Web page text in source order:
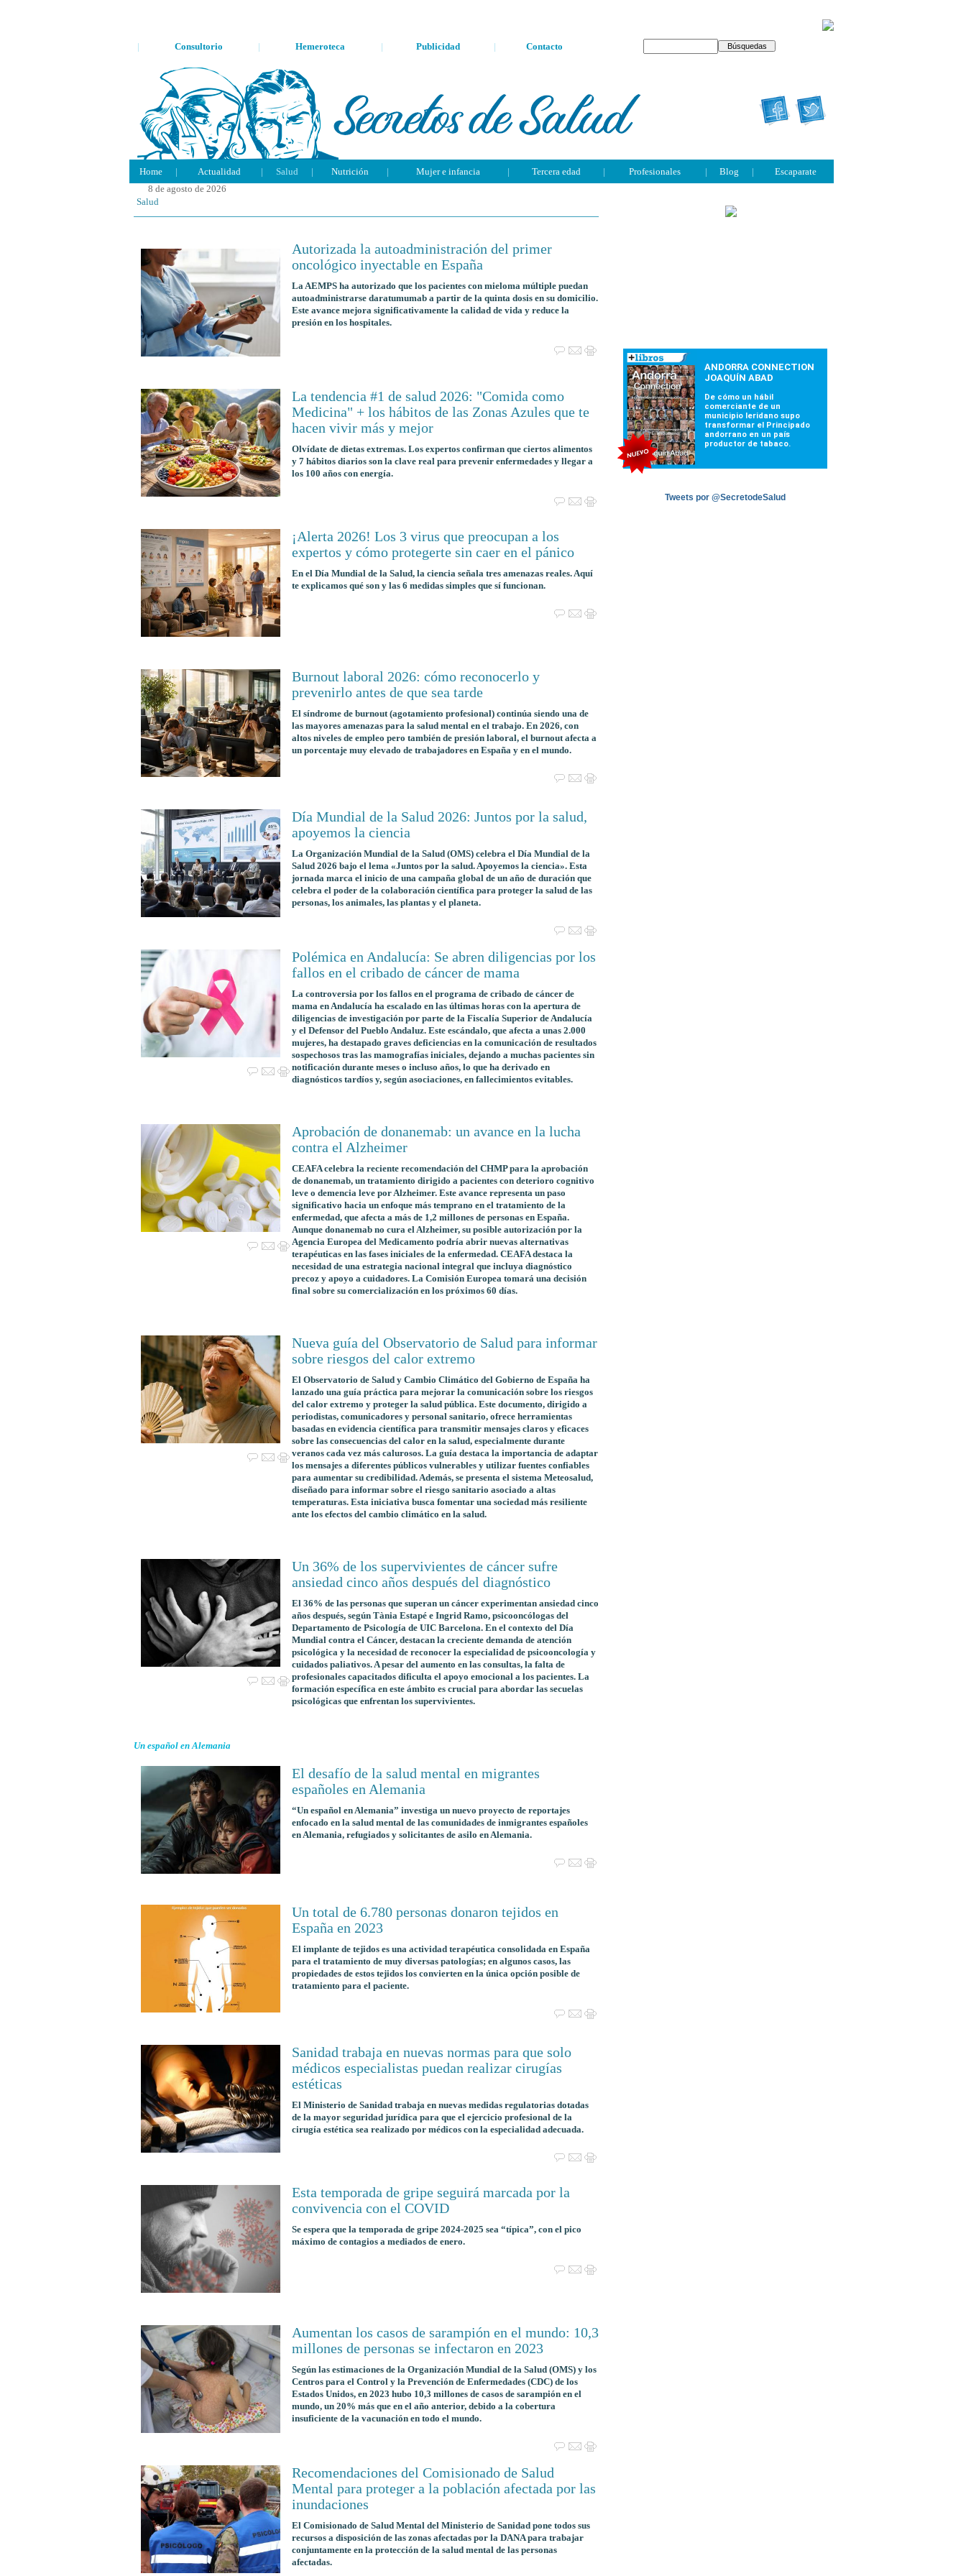
| Consultorio | Hemeroteca | Publicidad | Contacto
Home | Actualidad | Salud | Nutrición | Mujer e infancia | Tercera edad | Profesionales | Blog | Escaparate
8 de agosto de 2026
Salud
Autorizada la autoadministración del primer
oncológico inyectable en España
La AEMPS ha autorizado que los pacientes con mieloma múltiple puedan
autoadministrarse daratumumab a partir de la quinta dosis en su domicilio.
Este avance mejora significativamente la calidad de vida y reduce la
presión en los hospitales.
La tendencia #1 de salud 2026: "Comida como
Medicina" + los hábitos de las Zonas Azules que te
hacen vivir más y mejor
Olvídate de dietas extremas. Los expertos confirman que ciertos alimentos
y 7 hábitos diarios son la clave real para prevenir enfermedades y llegar a
los 100 años con energía.
¡Alerta 2026! Los 3 virus que preocupan a los
expertos y cómo protegerte sin caer en el pánico
En el Día Mundial de la Salud, la ciencia señala tres amenazas reales. Aquí
te explicamos qué son y las 6 medidas simples que sí funcionan.
Burnout laboral 2026: cómo reconocerlo y
prevenirlo antes de que sea tarde
El síndrome de burnout(agotamiento profesional) continúa siendo una de
las mayores amenazas para la salud mental en el trabajo. En 2026, con
altos niveles de empleo pero también de presión laboral, el burnout afecta a
un porcentaje muy elevado de trabajadores en España y en el mundo.
Día Mundial de la Salud 2026: Juntos por la salud,
apoyemos la ciencia
La Organización Mundial de la Salud (OMS) celebra el Día Mundial de la
Salud 2026 bajo el lema «Juntos por la salud. Apoyemos la ciencia». Esta
jornada marca el inicio de una campaña global de un año de duración que
celebra el poder de la colaboración científica para proteger la salud de las
personas, los animales, las plantas y el planeta.
Polémica en Andalucía: Se abren diligencias por los
fallos en el cribado de cáncer de mama
La controversia por los fallos en el programa de cribado de cáncer de
mama en Andalucía ha escalado en las últimas horas con la apertura de
diligencias de investigación por parte de la Fiscalía Superior de Andalucía
y el Defensor del Pueblo Andaluz. Este escándalo, que afecta a unas 2.000
mujeres, ha destapado graves deficiencias en la comunicación de resultados
sospechosos tras las mamografías iniciales, dejando a muchas pacientes sin
notificación durante meses o incluso años, lo que ha derivado en
diagnósticos tardíos y, según asociaciones, en fallecimientos evitables.
Aprobación de donanemab: un avance en la lucha
contra el Alzheimer
CEAFA celebra la reciente recomendación del CHMP para la aprobación
de donanemab, un tratamiento dirigido a pacientes con deterioro cognitivo
leve o demencia leve por Alzheimer. Este avance representa un paso
significativo hacia un enfoque más temprano en el tratamiento de la
enfermedad, que afecta a más de 1,2 millones de personas en España.
Aunque donanemab no cura el Alzheimer, su posible autorización por la
Agencia Europea del Medicamento podría abrir nuevas alternativas
terapéuticas en las fases iniciales de la enfermedad. CEAFA destaca la
necesidad de una estrategia nacional integral que incluya diagnóstico
precoz y apoyo a cuidadores. La Comisión Europea tomará una decisión
final sobre su comercialización en los próximos 60 días.
Nueva guía del Observatorio de Salud para informar
sobre riesgos del calor extremo
El Observatorio de Salud y Cambio Climático del Gobierno de España ha
lanzado una guía práctica para mejorar la comunicación sobre los riesgos
del calor extremo y proteger la salud pública. Este documento, dirigido a
periodistas, comunicadores y personal sanitario, ofrece herramientas
basadas en evidencia científica para transmitir mensajes claros y eficaces
sobre las consecuencias del calor en la salud, especialmente durante
veranos cada vez más calurosos. La guía destaca la importancia de adaptar
los mensajes a diferentes públicos vulnerables y utilizar fuentes confiables
para aumentar su credibilidad. Además, se presenta el sistema Meteosalud,
diseñado para informar sobre el riesgo sanitario asociado a altas
temperaturas. Esta iniciativa busca fomentar una sociedad más resiliente
ante los efectos del cambio climático en la salud.
Un 36% de los supervivientes de cáncer sufre
ansiedad cinco años después del diagnóstico
El 36% de las personas que superan un cáncer experimentan ansiedad cinco
años después, según Tània Estapé e Ingrid Ramo, psicooncólogas del
Departamento de Psicología de UIC Barcelona. En el contexto del Día
Mundial contra el Cáncer, destacan la creciente demanda de atención
psicológica y la necesidad de reconocer la especialidad de psicooncología y
cuidados paliativos. A pesar del aumento en las consultas, la falta de
profesionales capacitados dificulta el apoyo emocional a los pacientes. La
formación específica en este ámbito es crucial para abordar las secuelas
psicológicas que enfrentan los supervivientes.
Un español en Alemania
El desafío de la salud mental en migrantes
españoles en Alemania
“Un español en Alemania” investiga un nuevo proyecto de reportajes
enfocado en la salud mental de las comunidades de inmigrantes españoles
en Alemania, refugiados y solicitantes de asilo en Alemania.
Un total de 6.780 personas donaron tejidos en
España en 2023
El implante de tejidos es una actividad terapéutica consolidada en España
para el tratamiento de muy diversas patologías; en algunos casos, las
propiedades de estos tejidos los convierten en la única opción posible de
tratamiento para el paciente.
Sanidad trabaja en nuevas normas para que solo
médicos especialistas puedan realizar cirugías
estéticas
El Ministerio de Sanidad trabaja en nuevas medidas regulatorias dotadas
de la mayor seguridad jurídica para que el ejercicio profesional de la
cirugía estética sea realizado por médicos con la especialidad adecuada.
Esta temporada de gripe seguirá marcada por la
convivencia con el COVID
Se espera que la temporada de gripe 2024-2025 sea “típica”, con el pico
máximo de contagios a mediados de enero.
Aumentan los casos de sarampión en el mundo: 10,3
millones de personas se infectaron en 2023
Según las estimaciones de la Organización Mundial de la Salud (OMS) y los
Centros para el Control y la Prevención de Enfermedades (CDC) de los
Estados Unidos, en 2023 hubo 10,3 millones de casos de sarampión en el
mundo, un 20% más que en el año anterior, debido a la cobertura
insuficiente de la vacunación en todo el mundo.
Recomendaciones del Comisionado de Salud
Mental para proteger a la población afectada por las
inundaciones
El Comisionado de Salud Mental del Ministerio de Sanidad pone todos sus
recursos a disposición de las zonas afectadas por la DANA para trabajar
conjuntamente en la protección de la salud mental de las personas
afectadas.
Tweets por @SecretodeSalud